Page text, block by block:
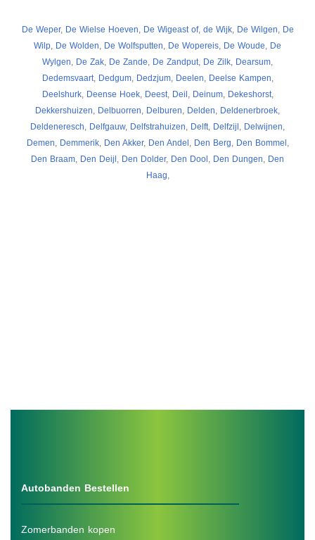
De Weper, De Wielse Hoeven De Wigeast of, de Wijk, De Wilgen
De
Wilp De Wolden De Wolfsputten De Wopereis De Woude
De
Wylgen
De Zak De Zande De Zandput De Zilk Dearsum
Dedemsvaart, Dedgum, Dedzjum, Deelen Deelse Kampen
Deelshurk, Deense Hoek, Deest, Deil Deinum, Dekeshorst,
Dekkershuizen
Delbuorren Delburen Delden Deldenerbroek
Deldeneresch
Delfgauw, Delfstrahuizen Delft Delfzijl Delwijnen
Demen
Demmerik, Den Akker, Den Andel Den Berg Den Bommel
Den Braam Den Deijl Den Dolder, Den Dool Den Dungen
Den
Haag
Autobanden Bestellen
Zomerbanden kopen